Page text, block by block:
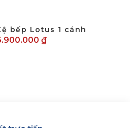
bếp Lotus 1 cánh
₫